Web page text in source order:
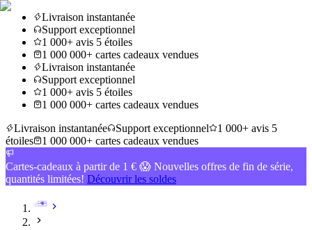
Livraison instantanée
Support exceptionnel
1 000+ avis 5 étoiles
1 000 000+ cartes cadeaux vendues
Livraison instantanée
Support exceptionnel
1 000+ avis 5 étoiles
1 000 000+ cartes cadeaux vendues
Livraison instantanée
Support exceptionnel
1 000+ avis 5
étoiles
1 000 000+ cartes cadeaux vendues
Cartes-cadeaux à partir de 1 € 😱 Nouvelles offres de fin de série,
quantités limitées! Découvrir les soldes